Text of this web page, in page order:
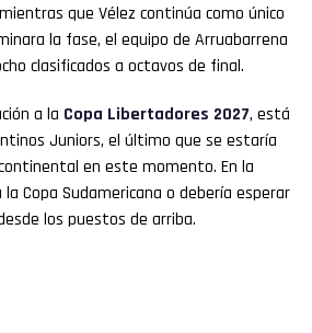
que Vélez continúa como único
la fase, el equipo de Arruabarrena
clasificados a octavos de final.
a la Copa Libertadores 2027, está
Juniors, el último que se estaría
en este momento. En la
Copa Sudamericana o debería esperar
los puestos de arriba.